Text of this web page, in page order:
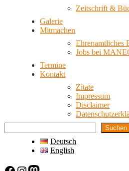
Zeitschrift &
Galerie
Mitmachen
Ehrenamtliches
Jobs bei
Termine
Kontakt
Zitate
Impressum
Disclaimer
Suchen
Deutsch
English